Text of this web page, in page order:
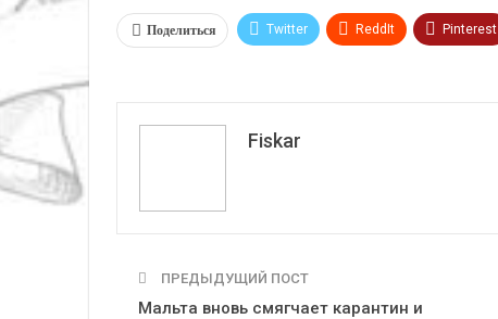
Поделиться Twitter ReddIt Pinterest
Fiskar
ПРЕДЫДУЩИЙ ПОСТ
Мальта вновь смягчает карантин и